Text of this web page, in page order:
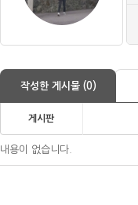
작성한 게시물 (0)
게시판
내용이 없습니다.